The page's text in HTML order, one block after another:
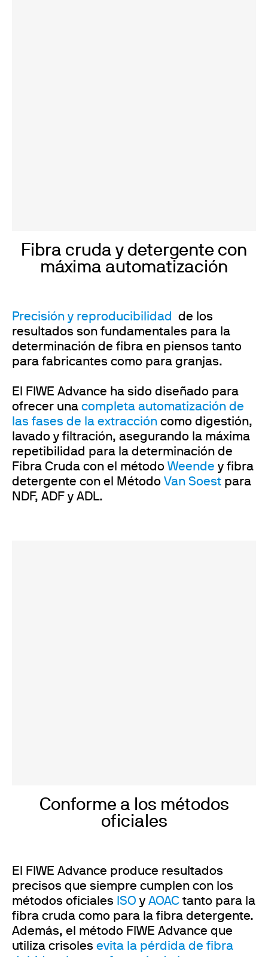
Fibra cruda y detergente con
máxima automatización
Precisión y reproducibilidad
de los
resultados son fundamentales para la
determinación de fibra en piensos tanto
para fabricantes como para granjas.
El FIWE Advance ha sido diseñado para
ofrecer una completa automatización de
las fases de la extracción como digestión,
lavado y filtración, asegurando la máxima
repetibilidad para la determinación de
Fibra Cruda con el método Weende y fibra
detergente con el Método Van Soest para
NDF, ADF y ADL.
Conforme a los métodos
oficiales
El FIWE Advance produce resultados
precisos que siempre cumplen con los
métodos oficiales ISO y AOACtanto para la
fibra cruda como para la fibra detergente.
Además, el método FIWE Advance que
utiliza crisoles evita la pérdida de fibra